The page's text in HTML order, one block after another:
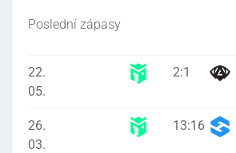
Poslední zápasy
22.
05.
2:1
26.
03.
13:16